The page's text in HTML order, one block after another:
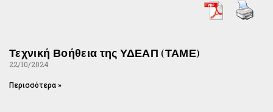
Τεχνική Βοήθεια της ΥΔΕΑΠ (ΤΑΜΕ)
22/10/2024
Περισσότερα »